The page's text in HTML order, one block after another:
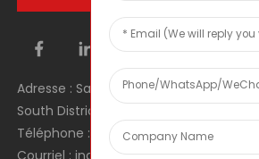
Adresse : Salle 1106, Unité 1, Bâtiment 1,
South District, Dongguan city,
Téléphone : 0086 0769-22900190